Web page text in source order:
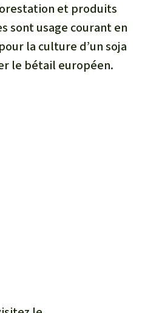
Le bois tropical
Les biocarburants
légales
et produits
sont usage courant en
la culture d’un soja
le bétail européen.